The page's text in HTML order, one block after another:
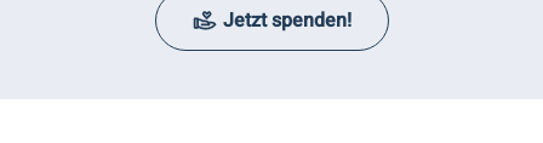
Jetzt spenden!